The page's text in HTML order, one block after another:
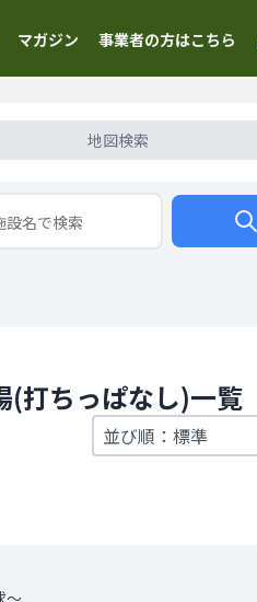
マガジン 事業者の方はこちら
地図検索
(打ちっぱなし)一覧
〜